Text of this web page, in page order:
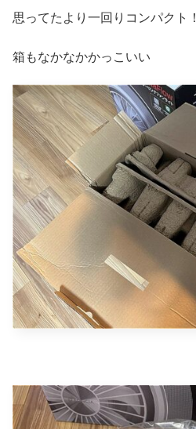
思ってたより一回りコンパクト！
箱もなかなかかっこいい